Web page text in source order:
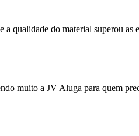
qualidade do material superou as
muito a JV Aluga para quem